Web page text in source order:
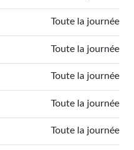
Toute la journée
Toute la journée
Toute la journée
Toute la journée
Toute la journée